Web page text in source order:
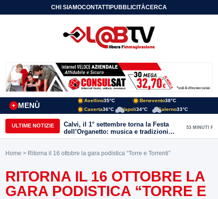
CHI SIAMOCONTATTIPUBBLICITÀCERCA
MENÙ
+
Avellino35°C Benevento38°C
Caserta36°C Napoli34°C Salerno33°C
ULTIME NOTIZIE
Calvi, il 1° settembre torna la Festa
dell’Organetto: musica e tradizioni
popolari dell’entroterra
53 MINUTI FA
Home > Ritorna il 16 ottobre la gara podistica “Torre e Torrenti”
RITORNA IL 16 OTTOBRE LA
GARA PODISTICA “TORRE E